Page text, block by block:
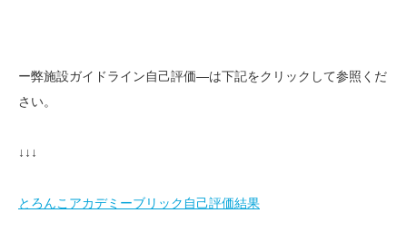
ー弊施設ガイドライン自己評価—は下記をクリックして参照くだ
さい。
↓↓↓
とろんこアカデミーブリック自己評価結果